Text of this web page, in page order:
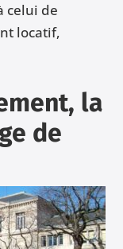
celui de
locatif,
la
de